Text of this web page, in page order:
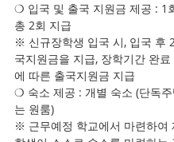
❍ 입국 및 출국 지원금 제공 : 1
총 2회 지급
※ 신규장학생 입국 시, 입국 후
국지원금을 지급, 장학기간 완
에 따른 출국지원금 지급
❍ 숙소 제공 : 개별 숙소 (단독
는 원룸)
※ 근무예정 학교에서 마련하여